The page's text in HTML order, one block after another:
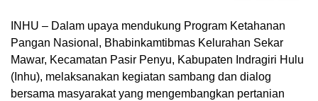
INHU – Dalam upaya mendukung Program Ketahanan
Pangan Nasional, Bhabinkamtibmas Kelurahan Sekar
Mawar, Kecamatan Pasir Penyu, Kabupaten Indragiri Hulu
(Inhu), melaksanakan kegiatan sambang dan dialog
bersama masyarakat yang mengembangkan pertanian